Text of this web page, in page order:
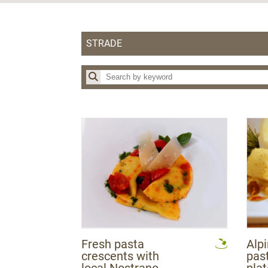
STRADE
Wine Route
Cheese Route
Fresh pasta
crescents with